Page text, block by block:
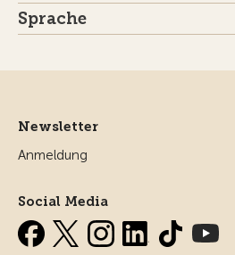
Sprache
Newsletter
Anmeldung
Social Media